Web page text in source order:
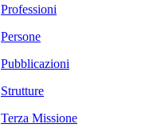
Professioni
Persone
Pubblicazioni
Strutture
Terza Missione